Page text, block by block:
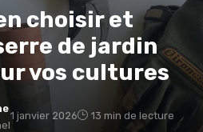
choisir et
de jardin
vos cultures
1 janvier 2026 13 min de lecture